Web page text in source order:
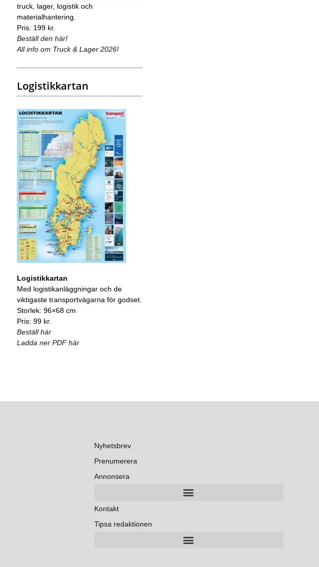
truck, lager, logistik och
materialhantering.
Pris: 199 kr.
Beställ den här!
All info om Truck & Lager 2026!
Logistikkartan
Logistikkartan
Med logistikanläggningar och de
viktigaste transportvägarna för godset.
Storlek: 96×68 cm
Pris: 99 kr.
Beställ här
Ladda ner PDF här
Nyhetsbrev
Prenumerera
Annonsera
Kontakt
Tipsa redaktionen